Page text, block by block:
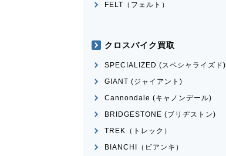
FELT（フェルト）
クロスバイク買取
SPECIALIZED (スペシャライズド)
GIANT (ジャイアント)
Cannondale (キャノンデール)
BRIDGESTONE (ブリヂストン)
TREK（トレック）
BIANCHI（ビアンキ）